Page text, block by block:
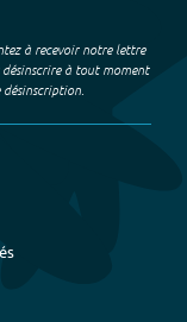
à recevoir notre lettre
à tout moment